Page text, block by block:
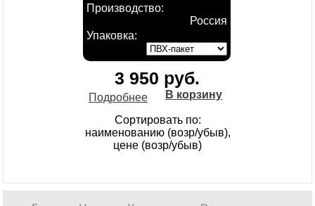
Производство:
Россия
Упаковка:
3 950 руб.
Подробнее В корзину
Сортировать по:
наименованию (возр/убыв),
цене (возр/убыв)